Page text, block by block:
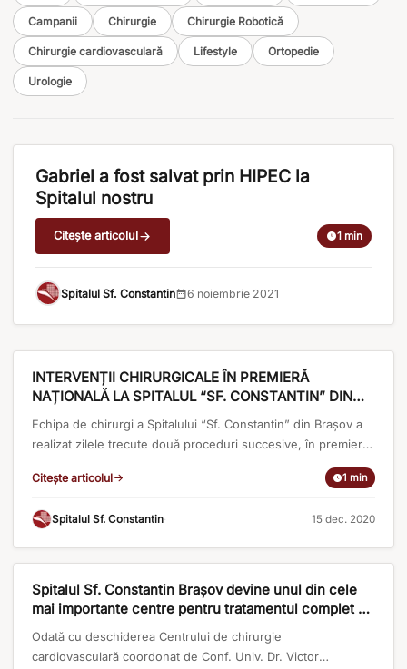
Campanii Chirurgie Chirurgie Robotică
Chirurgie cardiovasculară Lifestyle Ortopedie
Urologie
Gabriel a fost salvat prin HIPEC la
Spitalul nostru
Citește articolul 1 min
Spitalul Sf. Constantin 6 noiembrie 2021
INTERVENȚII CHIRURGICALE ÎN PREMIERĂ
NAȚIONALĂ LA SPITALUL “SF. CONSTANTIN” DIN
BRAȘOV
Echipa de chirurgi a Spitalului “Sf. Constantin” din Brașov a
realizat zilele trecute două proceduri succesive, în premieră
națională, pentru un pacient de 61 de ani. Este vorba despre
Frenoplicatura stânga pentru relaxare de diafragm stâng cu
respectiv Cura herniilor prin procedura TAPP, robotic,
bilateral.. Citeste intregul articol [...]
Citește articolul 1 min
Spitalul Sf. Constantin· 15 dec. 2020
Spitalul Sf. Constantin Brașov devine unul din cele
mai importante centre pentru tratamentul complet al
bolilor cardiovasculare din România
Odată cu deschiderea Centrului de chirurgie
cardiovasculară coordonat de Conf. Univ. Dr. Victor